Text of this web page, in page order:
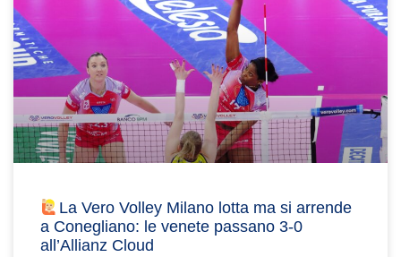
La Vero Volley Milano lotta ma si arrende
a Conegliano: le venete passano 3-0
all’Allianz Cloud